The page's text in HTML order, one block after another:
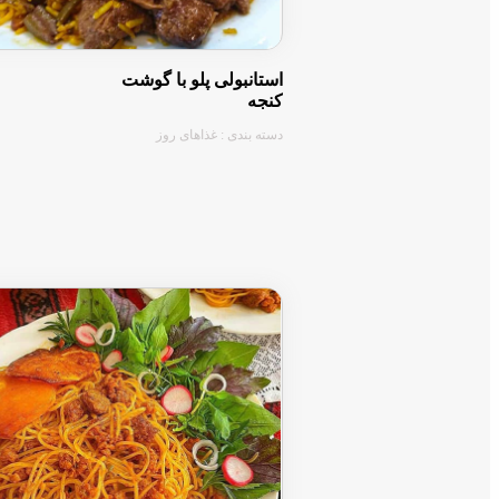
📅پنجشنبه: استانبولی با گوشت
چلو کباب بناب مخصوص
چلو کباب مجلسی مخصوص
چلو کباب نگینی مخصوص
چلو کباب کوبیده گوسفندی
چلو کباب بختیاری
چلو کباب لاری مرغ
چلو کباب درباری
استانبولی پلو با گوشت
کنجه
دسته بندی : غذاهای روز